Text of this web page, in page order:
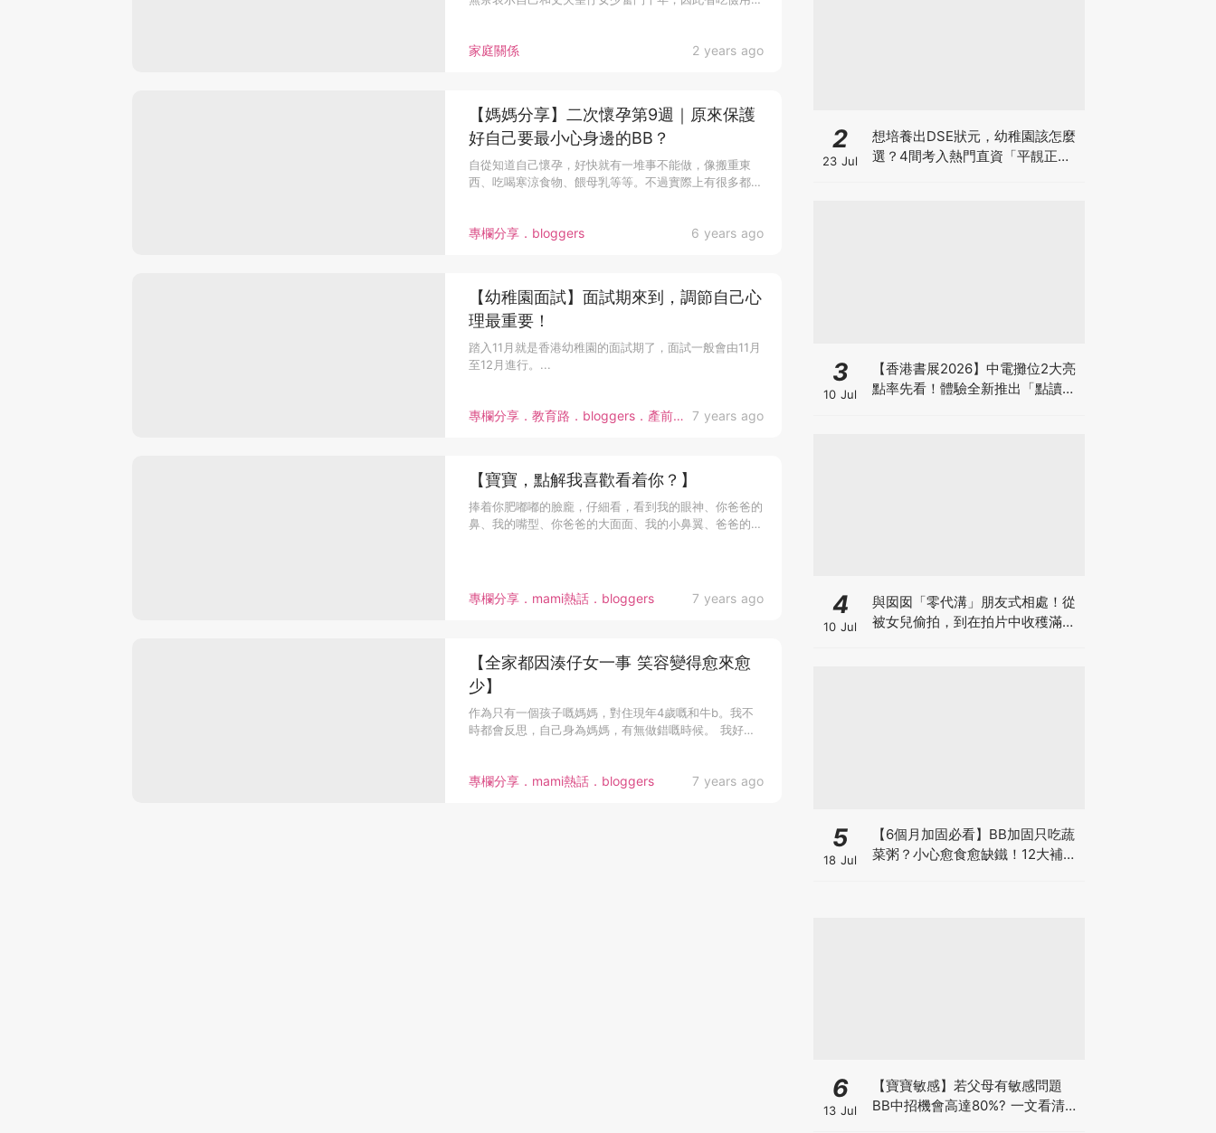
家庭關係 2 years ago
專欄分享．bloggers 6 years ago
【媽媽分享】二次懷孕第9週｜原來保護
好自己要最小心身邊的BB？
自從知道自己懷孕，好快就有一堆事不能做，像搬重東
西、吃喝寒涼食物、餵母乳等等。不過實際上有很多都好
專欄分享．教育路．bloggers．產前產後 7 years ago
【幼稚園面試】面試期來到，調節自己心
理最重要！
踏入11月就是香港幼稚園的面試期了，面試一般會由11月
至12月進行。...
專欄分享．mami熱話．bloggers 7 years ago
【寶寶，點解我喜歡看着你？】
捧着你肥嘟嘟的臉龐，仔細看，看到我的眼神、你爸爸的
鼻、我的嘴型、你爸爸的大面面、我的小鼻翼、爸爸的大
專欄分享．mami熱話．bloggers 7 years ago
【全家都因湊仔女一事 笑容變得愈來愈
少】
作為只有一個孩子嘅媽媽，對住現年4歲嘅和牛b。我不
時都會反思，自己身為媽媽，有無做錯嘅時候。 我好肯
2
23 Jul
想培養出DSE狀元，幼稚園該怎麼
選？4間考入熱門直資「平靚正」
3
10 Jul
【香港書展2026】中電攤位2大亮
點率先看！體驗全新推出「點讀故
4
10 Jul
與囡囡「零代溝」朋友式相處！從
被女兒偷拍，到在拍片中收穫滿足
5
18 Jul
【6個月加固必看】BB加固只吃蔬
菜粥？小心愈食愈缺鐵！12大補鐵
6
13 Jul
【寶寶敏感】若父母有敏感問題
BB中招機會高達80%? 一文看清預